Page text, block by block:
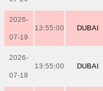
2026-
07-19
13:55:00 DUBAI
2026-
07-18
13:55:00 DUBAI